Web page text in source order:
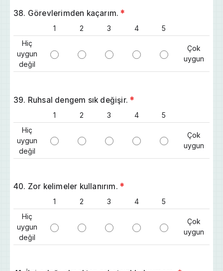
38. Görevlerimden kaçarım.*
1 2 3 4
5
Hiç
uygun
değil
Çok
uygun
39. Ruhsal dengem sık değişir.*
1 2 3 4
5
Hiç
uygun
değil
Çok
uygun
40. Zor kelimeler kullanırım. *
1 2 3 4
5
Hiç
uygun
değil
Çok
uygun